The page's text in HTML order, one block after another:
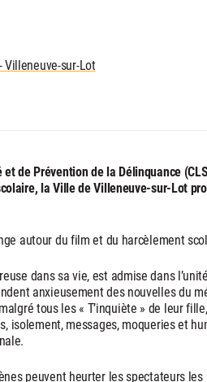
Villeneuve-sur-Lot
de Prévention de la Délinquance
la Ville de Villeneuve-sur-Lot
autour du film et du harcèlement
dans sa vie, est admise dans
anxieusement des nouvelles du
tous les « T’inquiète » de leur
isolement, messages, moqueries et
peuvent heurter les spectateurs les